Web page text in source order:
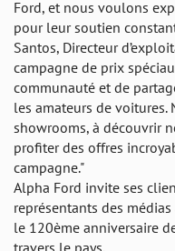
Ford, et nous voulons
pour leur soutien
Santos, Directeur
campagne de prix
communauté et de
les amateurs de
showrooms, à découvrir
profiter des offres
campagne."
Alpha Ford invite ses
représentants des
le 120ème anniversaire
travers le pays.